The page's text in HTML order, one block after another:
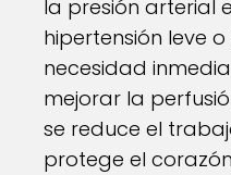
la presión arterial
hipertensión leve
necesidad
mejorar la
se reduce el
protege el